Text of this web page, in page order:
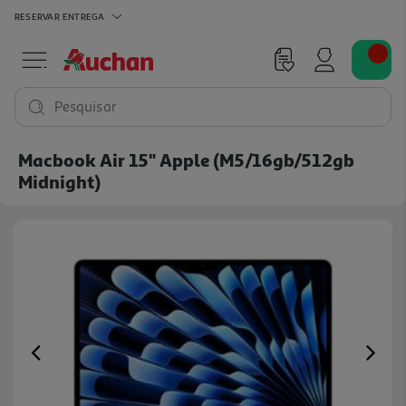
RESERVAR ENTREGA
Pesquisar
Macbook Air 15" Apple (m5/16gb/512gb
Midnight)
Previous